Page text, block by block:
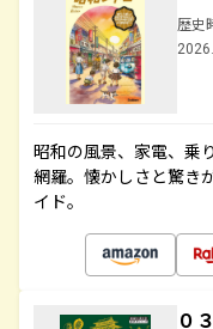
歴史
昭和の風景、家電、乗
網羅。懐かしさと驚き
イド。
０